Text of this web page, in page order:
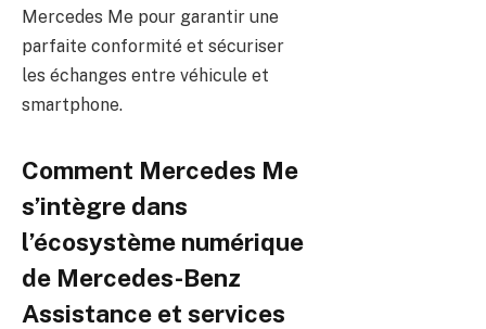
Mercedes Me pour garantir une
parfaite conformité et sécuriser
les échanges entre véhicule et
smartphone.
Comment Mercedes Me
s’intègre dans
l’écosystème numérique
de Mercedes-Benz
Assistance et services